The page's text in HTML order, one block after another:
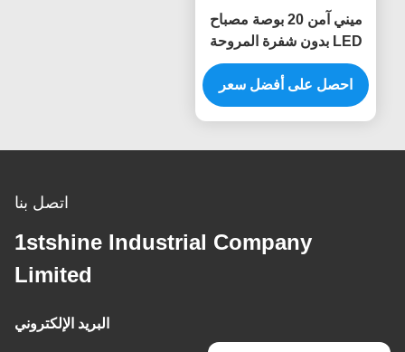
ميني آمن 20 بوصة مصباح
LED بدون شفرة المروحة
السقفية فلش جبل مع RGB
الضوء محرك DC
احصل على أفضل سعر
اتصل بنا
1stshine Industrial Company
Limited
البريد الإلكتروني